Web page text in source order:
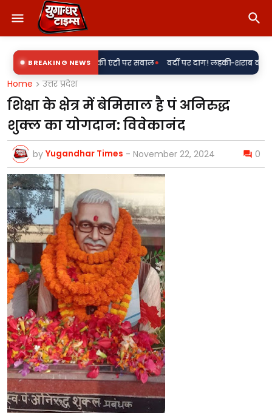
BREAKING NEWS
'राकेश' की एंट्री पर सवाल • वर्दी पर दाग! लड़की-शराब की मांग और महिला
Home उत्तर प्रदेश
शिक्षा के क्षेत्र में बेमिसाल है पं अनिरुद्ध
शुक्ल का योगदान: विवेकानंद
by Yugandhar Times - November 22, 2024 0